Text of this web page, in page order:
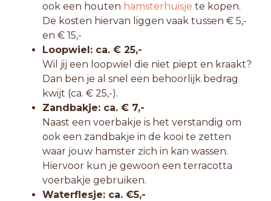
ook een houten hamsterhuisje te kopen.
De kosten hiervan liggen vaak tussen € 5,-
en € 15,-
Loopwiel: ca. € 25,-
Wil jij een loopwiel die niet piept en kraakt?
Dan ben je al snel een behoorlijk bedrag
kwijt (ca. € 25,-).
Zandbakje: ca. € 7,-
Naast een voerbakje is het verstandig om
ook een zandbakje in de kooi te zetten
waar jouw hamster zich in kan wassen.
Hiervoor kun je gewoon een terracotta
voerbakje gebruiken.
Waterflesje: ca. €5,-